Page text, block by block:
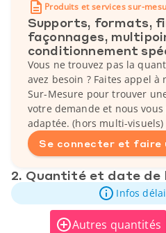
Produits et services sur-
Supports, formats,
façonnages,
conditionnement
Vous ne trouvez pas la
avez besoin ? Faites appel à
Sur-Mesure pour trouver
votre demande et nous
adaptée. (hors multi-visuels)
Se connecter et faire
2. Quantité et date de
Infos
Autres quantités